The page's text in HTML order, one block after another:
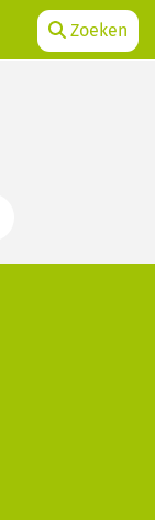
Zoeken